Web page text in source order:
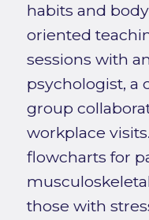
habits and
oriented
sessions with
psychologist, a
group
workplace
flowcharts for
those with